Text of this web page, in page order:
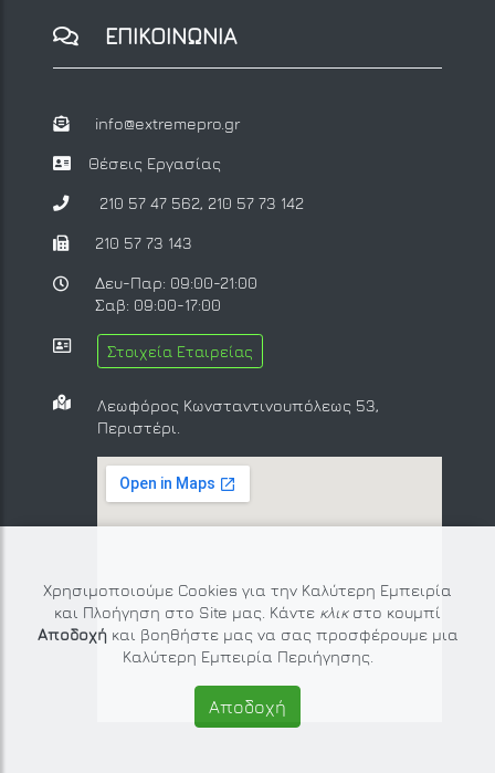
Χρησιμοποιούμε Cookies για την Καλύτερη Εμπειρία
και Πλοήγηση στο Site μας. Κάντε κλικ στο κουμπί
Αποδοχήκαι βοηθήστε μας να σας προσφέρουμε μια
Καλύτερη Εμπειρία Περιήγησης.
Αποδοχή
ΕΠΙΚΟΙΝΩΝΙΑ
info@extremepro.gr
Θέσεις Εργασίας
210 57 47 562, 210 57 73 142
210 57 73 143
Δευ-Παρ: 09:00-21:00
Σαβ: 09:00-17:00
Στοιχεία Εταιρείας
Λεωφόρος Κωνσταντινουπόλεως 53,
Περιστέρι.